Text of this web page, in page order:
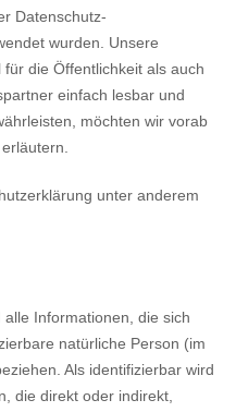
Datenschutz-
wurden. Unsere
die Öffentlichkeit als auch
einfach lesbar und
möchten wir vorab
unter anderem
Informationen, die sich
natürliche Person (im
Als identifizierbar wird
die direkt oder indirekt,